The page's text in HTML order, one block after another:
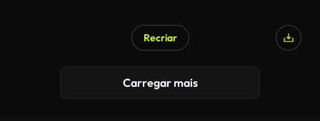
Recriar
Carregar mais